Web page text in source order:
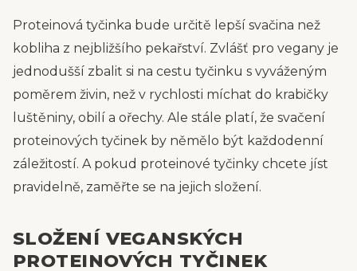
Proteinová tyčinka bude určitě lepší svačina než
kobliha z nejbližšího pekařství. Zvlášť pro vegany je
jednodušší zbalit si na cestu tyčinku s vyváženým
poměrem živin, než v rychlosti míchat do krabičky
luštěniny, obilí a ořechy. Ale stále platí, že svačení
proteinových tyčinek by němělo být každodenní
záležitostí. A pokud proteinové tyčinky chcete jíst
pravidelně, zaměřte se na jejich složení.
SLOŽENÍ VEGANSKÝCH
PROTEINOVÝCH TYČINEK